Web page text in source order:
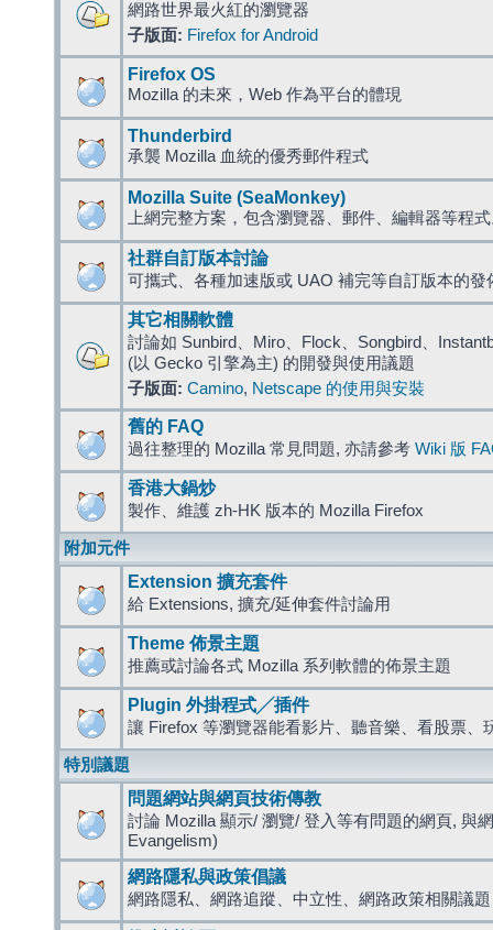
網路世界最火紅的瀏覽器
子版面: Firefox for Android
Firefox OS
Mozilla 的未來，Web 作為平台的體現
Thunderbird
承襲 Mozilla 血統的優秀郵件程式
Mozilla Suite (SeaMonkey)
上網完整方案，包含瀏覽器、郵件、編輯器等程
社群自訂版本討論
可攜式、各種加速版或 UAO 補完等自訂版本的發
其它相關軟體
討論如 Sunbird、Miro、Flock、Songbird、
(以 Gecko 引擎為主) 的開發與使用議題
子版面: Camino, Netscape 的使用與安裝
舊的 FAQ
過往整理的 Mozilla 常見問題, 亦請參考 Wiki 版
香港大鍋炒
製作、維護 zh-HK 版本的 Mozilla Firefox
附加元件
Extension 擴充套件
給 Extensions, 擴充/延伸套件討論用
Theme 佈景主題
推薦或討論各式 Mozilla 系列軟體的佈景主題
Plugin 外掛程式╱插件
讓 Firefox 等瀏覽器能看影片、聽音樂、看股票、
特別議題
問題網站與網頁技術傳教
討論 Mozilla 顯示/ 瀏覽/ 登入等有問題的網頁, 與
Evangelism)
網路隱私與政策倡議
網路隱私、網路追蹤、中立性、網路政策相關議題